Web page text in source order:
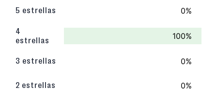
5 estrellas 0%
4
estrellas
100%
3 estrellas 0%
2 estrellas 0%